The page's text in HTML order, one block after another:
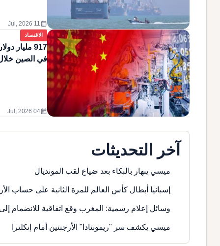
calendar_month
11 Jul, 2026
الاقتصاد
917 مليار
في الصين خلال 5
calendar_month
04 Jul, 2026
آخر التحديثات
ميسي ينهار بالبكاء بعد ضياع لقب المونديال
إسبانيا أبطال كأس العالم للمرة الثانية على حساب
وسائل إعلام رسمية: المغرب وقع اتفاقية للانضمام
ميسي يكشف سر "ريمونتادا" الأرجنتين أمام إنكلترا